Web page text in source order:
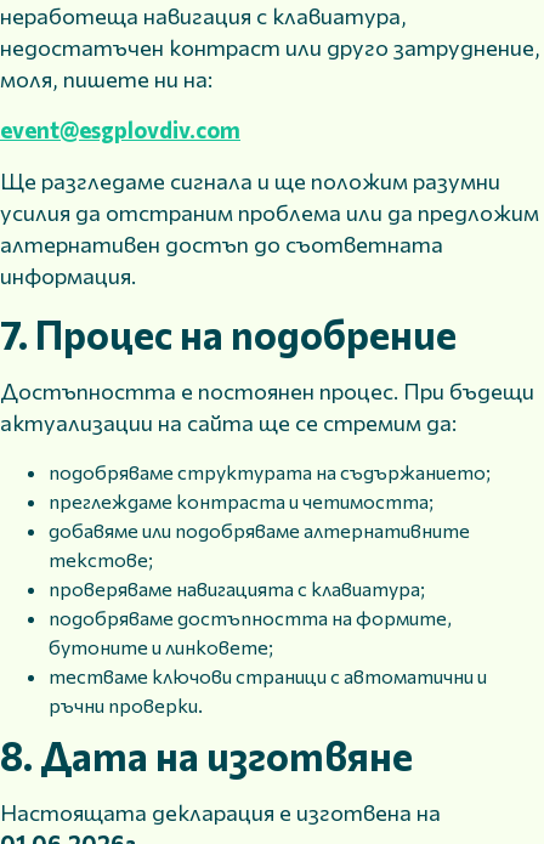
неработеща навигация с клавиатура,
недостатъчен контраст или друго затруднение,
моля, пишете ни на:
event@esgplovdiv.com
Ще разгледаме сигнала и ще положим разумни
усилия да отстраним проблема или да предложим
алтернативен достъп до съответната
информация.
7. Процес на подобрение
Достъпността е постоянен процес. При бъдещи
актуализации на сайта ще се стремим да:
подобряваме структурата на съдържанието;
преглеждаме контраста и четимостта;
добавяме или подобряваме алтернативните
текстове;
проверяваме навигацията с клавиатура;
подобряваме достъпността на формите,
бутоните и линковете;
тестваме ключови страници с автоматични и
ръчни проверки.
8. Дата на изготвяне
Настоящата декларация е изготвена на